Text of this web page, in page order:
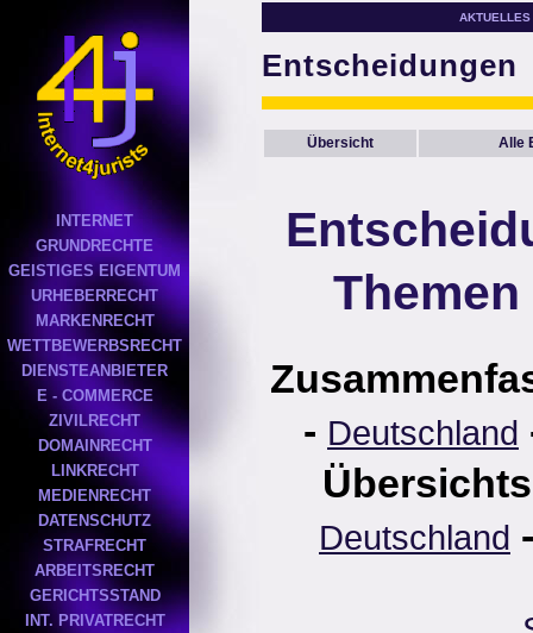
INTERNET
GRUNDRECHTE
GEISTIGES EIGENTUM
URHEBERRECHT
MARKENRECHT
WETTBEWERBSRECHT
DIENSTEANBIETER
E - COMMERCE
ZIVILRECHT
DOMAINRECHT
LINKRECHT
MEDIENRECHT
DATENSCHUTZ
STRAFRECHT
ARBEITSRECHT
GERICHTSSTAND
INT. PRIVATRECHT
AKTUELLES
Entscheidungen
Übersicht Alle
- Deutschland
Deutschland